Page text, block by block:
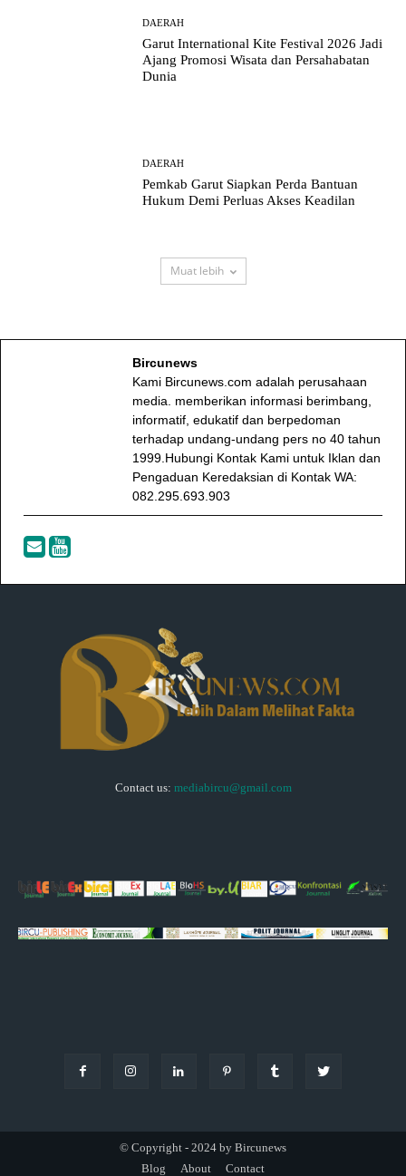
DAERAH
Garut International Kite Festival 2026 Jadi
Ajang Promosi Wisata dan Persahabatan
Dunia
DAERAH
Pemkab Garut Siapkan Perda Bantuan
Hukum Demi Perluas Akses Keadilan
Muat lebih
Bircunews
Kami Bircunews.com adalah perusahaan
media. memberikan informasi berimbang,
informatif, edukatif dan berpedoman
terhadap undang-undang pers no 40 tahun
1999.Hubungi Kontak Kami untuk Iklan dan
Pengaduan Keredaksian di Kontak WA:
082.295.693.903
Contact us: mediabircu@gmail.com
© Copyright - 2024 by Bircunews
Blog
About Contact